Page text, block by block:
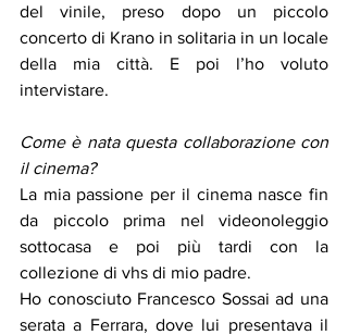
del vinile, preso dopo un piccolo
concerto di Krano in solitaria in un locale
della mia città. E poi l’ho voluto
intervistare.
Come è nata questa collaborazione con
il cinema?
La mia passione per il cinema nasce fin
da piccolo prima nel videonoleggio
sottocasa e poi più tardi con la
collezione di vhs di mio padre.
Ho conosciuto Francesco Sossai ad una
serata a Ferrara, dove lui presentava il